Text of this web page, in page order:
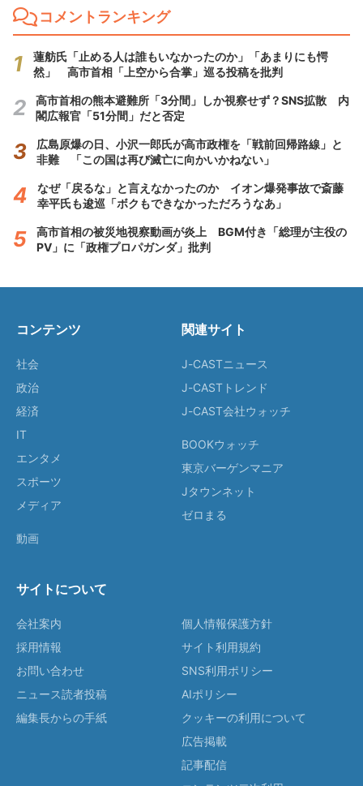
コメントランキング
蓮舫氏「止める人は誰もいなかったのか」「あまりにも愕
然」 高市首相「上空から合掌」巡る投稿を批判
高市首相の熊本避難所「3分間」しか視察せず？SNS拡散 内
閣広報官「51分間」だと否定
広島原爆の日、小沢一郎氏が高市政権を「戦前回帰路線」と
非難 「この国は再び滅亡に向かいかねない」
なぜ「戻るな」と言えなかったのか イオン爆発事故で斎藤
幸平氏も逡巡「ボクもできなかっただろうなあ」
高市首相の被災地視察動画が炎上 BGM付き「総理が主役の
PV」に「政権プロパガンダ」批判
コンテンツ
社会
政治
経済
IT
エンタメ
スポーツ
メディア
動画
関連サイト
J-CASTニュース
J-CASTトレンド
J-CAST会社ウォッチ
BOOKウォッチ
東京バーゲンマニア
Jタウンネット
ゼロまる
サイトについて
会社案内
採用情報
お問い合わせ
ニュース読者投稿
編集長からの手紙
個人情報保護方針
サイト利用規約
SNS利用ポリシー
AIポリシー
クッキーの利用について
広告掲載
記事配信